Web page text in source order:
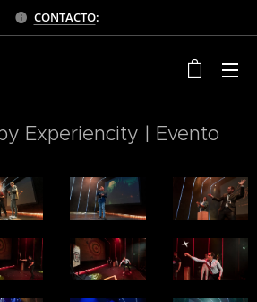
CONTACTO:
Experiencity | Evento